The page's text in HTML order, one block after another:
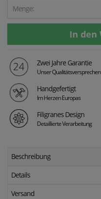
Menge:
Zwei Jahre Garantie
Unser Qualitätsversprechen
Handgefertigt
Im Herzen Europas
Filigranes Design
Detaillierte Verarbeitung
Beschreibung
Details
Versand